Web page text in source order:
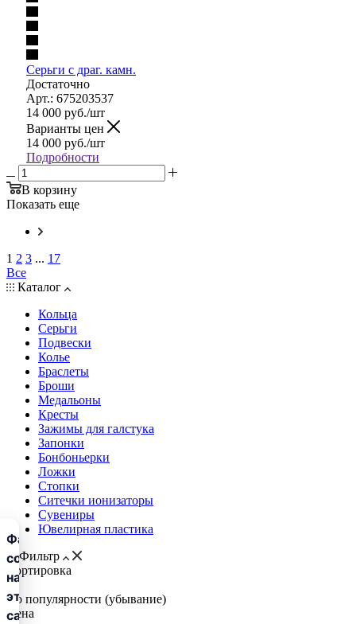
Серьги с драг. камн.
Достаточно
Арт.: 675203537
14 000 руб./шт
Варианты цен
14 000 руб./шт
Подробности
В корзину
Показать еще
1 2 3 ... 17
Все
Каталог
Кольца
Серьги
Подвески
Колье
Браслеты
Броши
Медальоны
Кресты
Зажимы для галстука
Запонки
Бонбоньерки
Ложки
Стопки
Ситечки ионизаторы
Cувениры
Ювелирная пластика
Фильтр
Сортировка
По популярности (убывание)
Цена
Файлы
cookie
на
этом
сайте